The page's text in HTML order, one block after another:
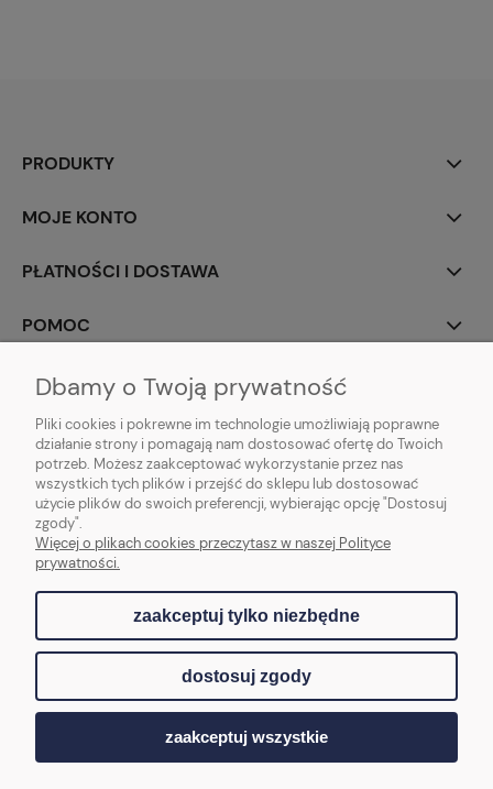
PRODUKTY
MOJE KONTO
PŁATNOŚCI I DOSTAWA
POMOC
INFORMACJE
O NAS
Andrea Landina
Sklep internetowy Shoper.pl
Dbamy o Twoją prywatność
Pliki cookies i pokrewne im technologie umożliwiają poprawne
działanie strony i pomagają nam dostosować ofertę do Twoich
potrzeb. Możesz zaakceptować wykorzystanie przez nas
wszystkich tych plików i przejść do sklepu lub dostosować
użycie plików do swoich preferencji, wybierając opcję "Dostosuj
zgody".
Więcej o plikach cookies przeczytasz w naszej Polityce
prywatności.
zaakceptuj tylko niezbędne
dostosuj zgody
zaakceptuj wszystkie